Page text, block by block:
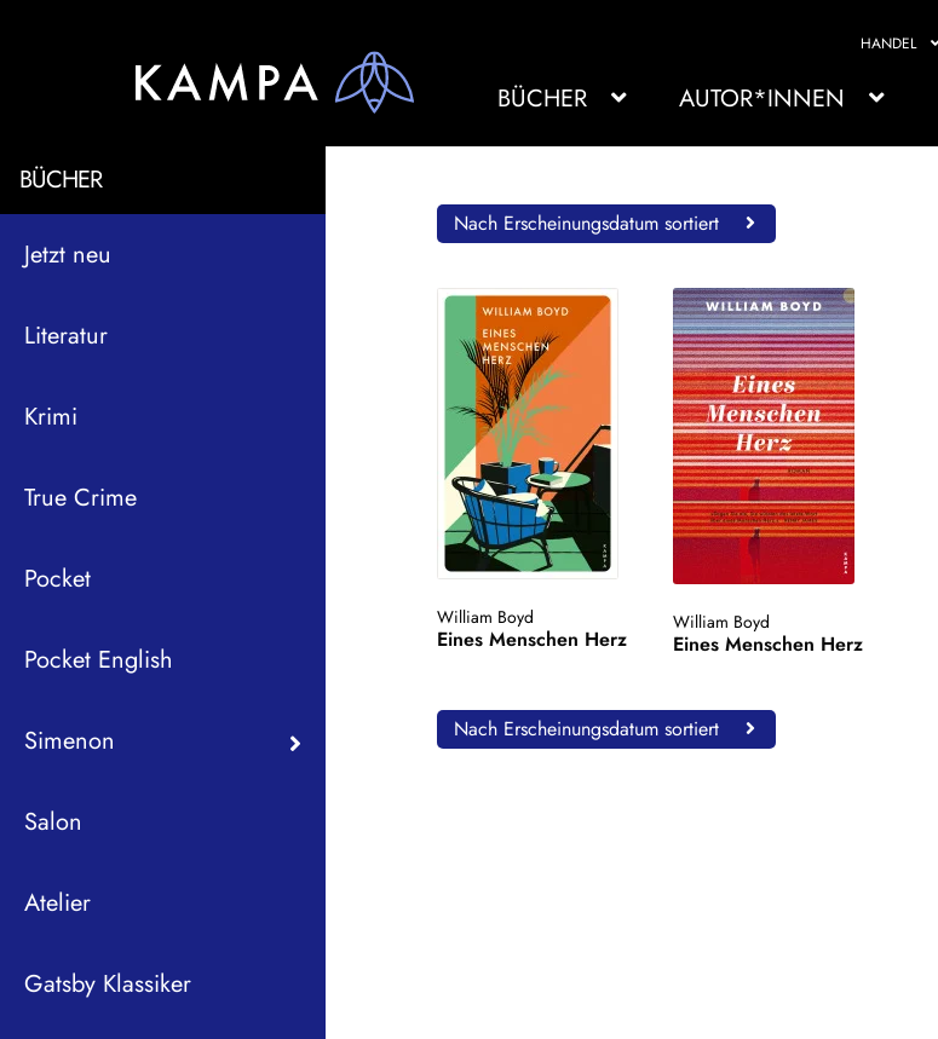
HANDEL
BÜCHER AUTOR*INNEN
BÜCHER
Jetzt neu
Literatur
Krimi
True Crime
Pocket
Pocket English
Simenon
Salon
Atelier
Gatsby Klassiker
Nach Erscheinungsdatum sortiert
William Boyd
Eines Menschen Herz
William Boyd
Eines Menschen Herz
Nach Erscheinungsdatum sortiert